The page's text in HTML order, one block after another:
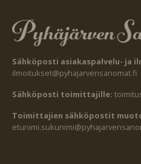
Sähköposti asiakaspalvelu- ja
ilmoitukset@pyhajarvensanomat.fi
Sähköposti toimittajille:
Toimittajien sähköpostit